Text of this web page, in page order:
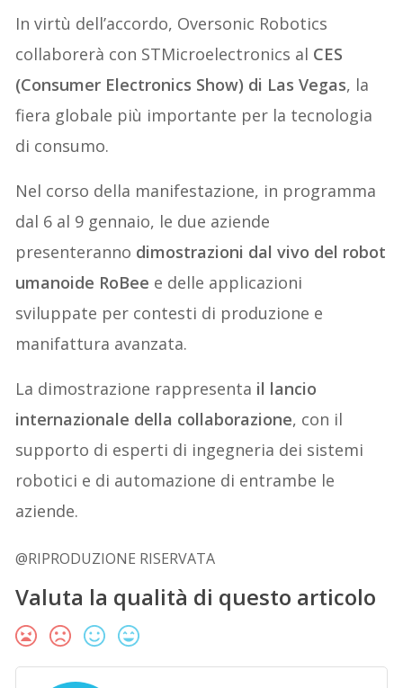
In virtù dell’accordo, Oversonic Robotics
collaborerà con STMicroelectronics al CES
(Consumer Electronics Show) di Las Vegas, la
fiera globale più importante per la tecnologia
di consumo.
Nel corso della manifestazione, in programma
dal 6 al 9 gennaio, le due aziende
presenteranno dimostrazioni dal vivo del robot
umanoide RoBee e delle applicazioni
sviluppate per contesti di produzione e
manifattura avanzata.
La dimostrazione rappresenta il lancio
internazionale della collaborazione, con il
supporto di esperti di ingegneria dei sistemi
robotici e di automazione di entrambe le
aziende.
@RIPRODUZIONE RISERVATA
Valuta la qualità di questo articolo